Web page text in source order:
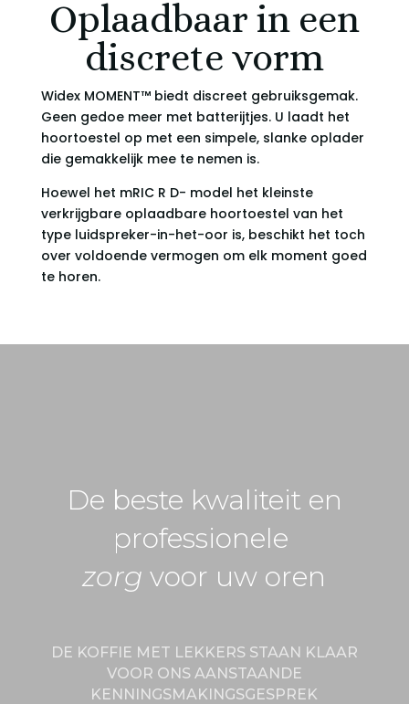
Oplaadbaar in een
discrete vorm
Widex MOMENT™ biedt discreet gebruiksgemak.
Geen gedoe meer met batterijtjes. U laadt het
hoortoestel op met een simpele, slanke oplader
die gemakkelijk mee te nemen is.
Hoewel het mRIC R D- model het kleinste
verkrijgbare oplaadbare hoortoestel van het
type luidspreker-in-het-oor is, beschikt het toch
over voldoende vermogen om elk moment goed
te horen.
De beste kwaliteit en
professionele
zorg voor uw oren
DE KOFFIE MET LEKKERS STAAN KLAAR
VOOR ONS AANSTAANDE
KENNINGSMAKINGSGESPREK